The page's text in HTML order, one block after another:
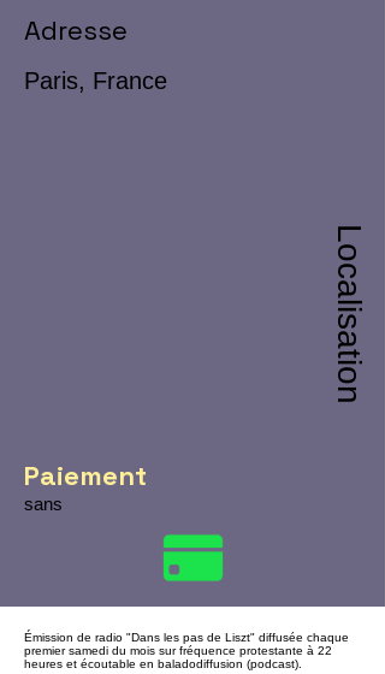
Adresse
Paris, France
Localisation
Paiement
sans
Émission de radio "Dans les pas de Liszt" diffusée chaque
premier samedi du mois sur fréquence protestante à 22
heures et écoutable en baladodiffusion (podcast).